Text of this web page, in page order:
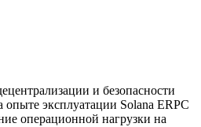
и безопасности
эксплуатации Solana ERPC
операционной нагрузки на